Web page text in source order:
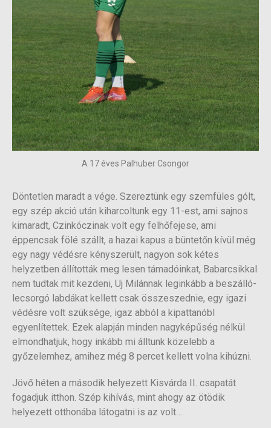
A 17 éves Palhuber Csongor
Döntetlen maradt a vége. Szereztünk egy szemfüles gólt,
egy szép akció után kiharcoltunk egy 11-est, ami sajnos
kimaradt, Czinkóczinak volt egy felhőfejese, ami
éppencsak fölé szállt, a hazai kapus a büntetőn kívül még
egy nagy védésre kényszerült, nagyon sok kétes
helyzetben állították meg lesen támadóinkat, Babarcsikkal
nem tudtak mit kezdeni, Uj Milánnak leginkább a beszálló-
lecsorgó labdákat kellett csak összeszednie, egy igazi
védésre volt szüksége, igaz abból a kipattanóbl
egyenlítettek. Ezek alapján minden nagyképűség nélkül
elmondhatjuk, hogy inkább mi álltunk közelebb a
győzelemhez, amihez még 8 percet kellett volna kihúzni.
Jövő héten a második helyezett Kisvárda II. csapatát
fogadjuk itthon. Szép kihívás, mint ahogy az ötödik
helyezett otthonába látogatni is az volt…